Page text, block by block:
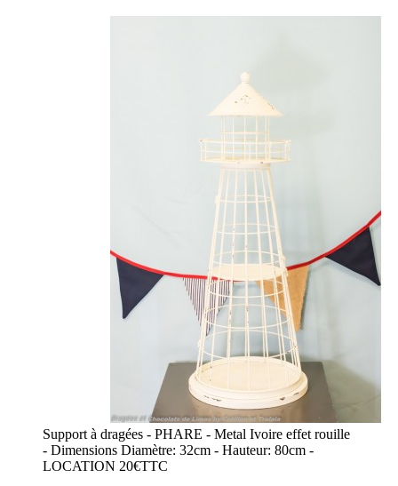
Support à dragées - PHARE - Metal Ivoire effet rouille
- Dimensions Diamètre: 32cm - Hauteur: 80cm -
LOCATION 20€TTC